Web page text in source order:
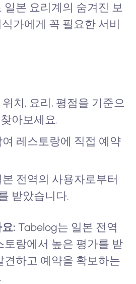
일본 요리계의 숨겨진 보
가에게 꼭 필요한 서비
치, 요리, 평점을 기준으
아보세요.
레스토랑에 직접 예약
전역의 사용자로부터
받았습니다.
: Tabelog는 일본 전역
토랑에서 높은 평가를 받
견하고 예약을 확보하는